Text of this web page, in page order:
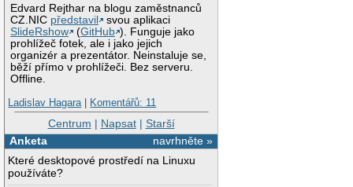
Edvard Rejthar na blogu zaměstnanců
CZ.NIC představil
svou aplikaci
SlideRshow
(GitHub ). Funguje jako
prohlížeč fotek, ale i jako jejich
organizér a prezentátor. Neinstaluje se,
běží přímo v prohlížeči. Bez serveru.
Offline.
Ladislav Hagara| Komentářů: 11
Centrum | Napsat| Starší
navrhněte »
Anketa
Které desktopové prostředí na Linuxu
používáte?